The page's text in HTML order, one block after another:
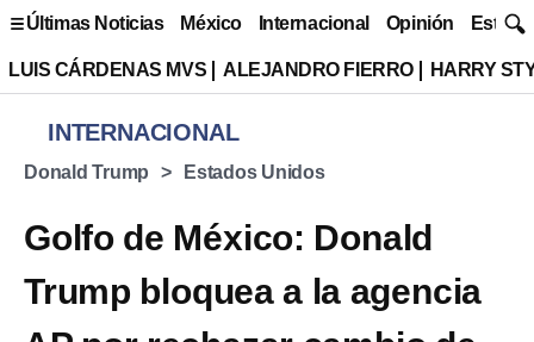
Últimas Noticias México Internacional Opinión Estilo
LUIS CÁRDENAS MVS ALEJANDRO FIERRO HARRY
INTERNACIONAL
Donald Trump Estados Unidos
Golfo de México: Donald
Trump bloquea a la agencia